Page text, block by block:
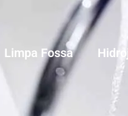
Limpa Fossa